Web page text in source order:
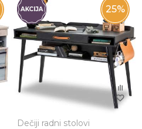
25%
Dečiji radni stolovi